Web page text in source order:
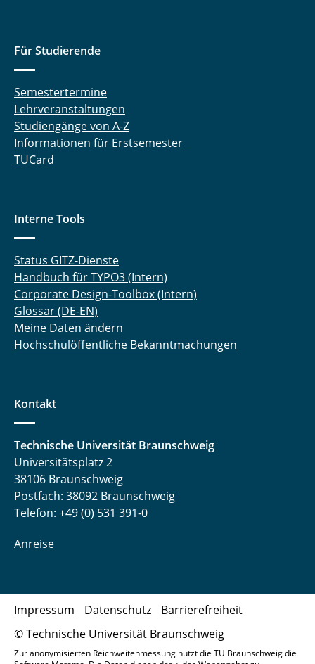
Für Studierende
Semestertermine
Lehrveranstaltungen
Studiengänge von A-Z
Informationen für Erstsemester
TUCard
Interne Tools
Status GITZ-Dienste
Handbuch für TYPO3 (Intern)
Corporate Design-Toolbox (Intern)
Glossar (DE-EN)
Meine Daten ändern
Hochschulöffentliche Bekanntmachungen
Kontakt
Technische Universität Braunschweig
Universitätsplatz 2
38106 Braunschweig
Postfach: 38092 Braunschweig
Telefon: +49 (0) 531 391-0
Anreise
© Technische Universität Braunschweig
Impressum Datenschutz Barrierefreiheit
Zur anonymisierten Reichweitenmessung nutzt die TU Braunschweig die